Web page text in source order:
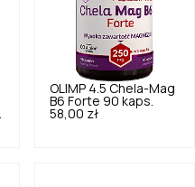
OLIMP 4.5 Chela-Mag
B6 Forte 90 kaps.
58,00 zł